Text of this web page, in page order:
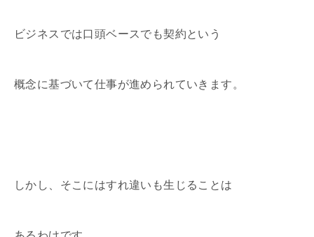
ビジネスでは口頭ベースでも契約という
概念に基づいて仕事が進められていきます。
しかし、そこにはすれ違いも生じることは